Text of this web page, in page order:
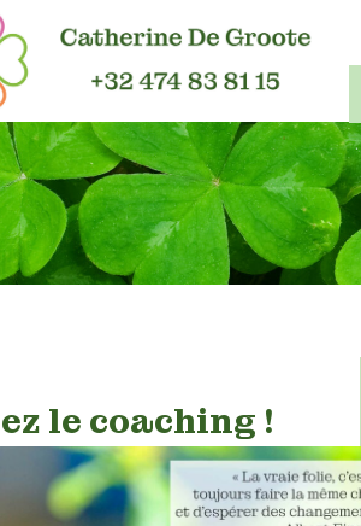
le coaching !